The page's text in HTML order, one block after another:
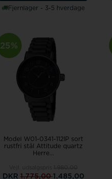
Fjernlager - 3-5 hverdage
25%
Model W01-0341-112IP sort
rustfri stål Attitude quartz
Herre...
DKR 1.775,001.485,00